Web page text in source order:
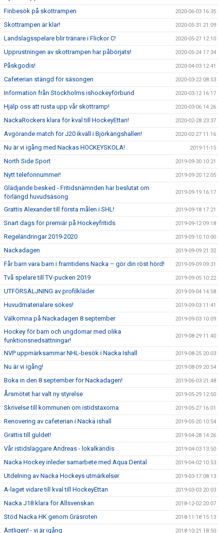
Finbesök på skottrampen 2020-06-03 16:35
Skottrampen är klar! 2020-05-31 21:09
Landslagsspelare blir tränare i Flickor C! 2020-05-27 12:10
Upprustningen av skottrampen har påbörjats! 2020-05-24 17:34
Påskgodis! 2020-04-03 12:41
Cafeterian stängd för säsongen 2020-03-22 08:53
Information från Stockholms ishockeyförbund 2020-03-12 16:17
Hjälp oss att rusta upp vår skottramp! 2020-03-06 14:26
NackaRockers klara för kval till HockeyEttan! 2020-02-28 23:37
Avgörande match för J20 ikväll i Björkängshallen! 2020-02-27 11:16
Nu är vi igång med Nackas HOCKEYSKOLA! 2019-11-15
North Side Sport 2019-09-30 10:21
Nytt telefonnummer! 2019-09-20 12:05
Glädjande besked - Fritidsnämnden har beslutat om
förlängd huvudsäsong
2019-09-19 16:17
Grattis Alexander till första målen i SHL! 2019-09-18 17:21
Snart dags för premiär på Hockeyfritids 2019-09-12 09:18
Regeländringar 2019-2020 2019-09-10 10:00
Nackadagen 2019-09-09 21:32
Får barn vara barn i framtidens Nacka – gör din röst hörd! 2019-09-09 09:31
Två spelare till TV-pucken 2019 2019-09-05 10:22
UTFÖRSÄLJNING av profilkläder 2019-09-04 14:58
Huvudmaterialare sökes! 2019-09-03 11:41
Välkomna på Nackadagen 8 september 2019-09-03 10:09
Hockey för barn och ungdomar med olika
funktionsnedsättningar!
2019-08-29 11:40
NVP uppmärksammar NHL-besök i Nacka Ishall 2019-08-25 20:03
Nu är vi igång! 2019-08-09 20:54
Boka in den 8 september för Nackadagen! 2019-06-03 21:48
Årsmötet har valt ny styrelse 2019-05-29 12:50
Skrivelse till kommunen om istidstaxorna 2019-05-27 16:01
Renovering av cafeterian i Nacka ishall 2019-05-20 10:54
Grattis till guldet! 2019-04-28 14:26
Vår istidsläggare Andreas - lokalkändis 2019-04-03 13:50
Nacka Hockey inleder samarbete med Aqua Dental 2019-04-02 10:53
Utdelning av Nacka Hockeys utmärkelser 2019-03-17 08:13
A-laget vidare till kval till HockeyEttan 2019-03-03 20:03
Nacka J18 klara för Allsvenskan 2018-12-02 20:07
Stöd Nacka HK genom Gräsroten 2018-11-18 15:13
Äntligen! - vi är igång 2018-10-21 18:50